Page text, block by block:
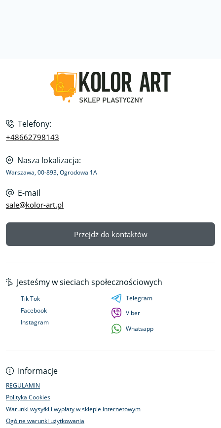
Telefony:
+48662798143
Nasza lokalizacja:
Warszawa, 00-893, Ogrodowa 1A
E-mail
sale@kolor-art.pl
Przejdź do kontaktów
Informacje
REGULAMIN
Polityka Cookies
Warunki wysyłki i wypłaty w sklepie internetowym
Ogólne warunki użytkowania
Jesteśmy w sieciach społecznościowych
Tik Tok
Facebook
Instagram
Telegram
Viber
Whatsapp